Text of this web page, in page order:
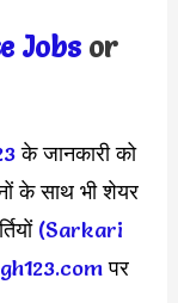
Jobs or
के जानकारी को
के साथ भी शेयर
(Sarkari
पर